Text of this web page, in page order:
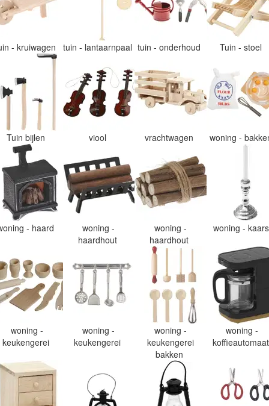
- kruiwagen tuin - lantaarnpaal tuin - onderhoud Tuin - stoel
Tuin bijlen viool vrachtwagen woning -
- haard
woning -
haardhout
woning -
haardhout
woning -
woning -
keukengerei
woning -
keukengerei
woning -
keukengerei
bakken
woning -